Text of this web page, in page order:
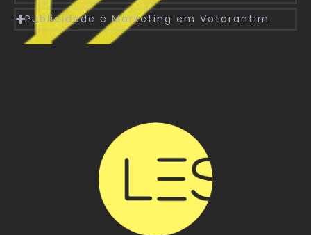
Publicidade e Marketing em Votorantim